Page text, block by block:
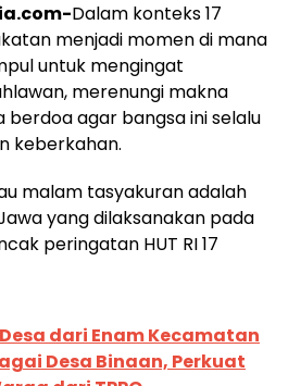
Dalam konteks 17
menjadi momen di mana
untuk mengingat
merenungi makna
agar bangsa ini selalu
keberkahan.
malam tasyakuran adalah
yang dilaksanakan pada
peringatan HUT RI 17
dari Enam Kecamatan
Desa Binaan, Perkuat